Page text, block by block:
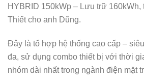
HYBRID 150kWp – Lưu trữ 160kWh,
Thiết cho anh Dũng.
Đây là tổ hợp hệ thống cao cấp –
đa, sử dụng combo thiết bị với thời
nhóm dài nhất trong ngành điện mặt